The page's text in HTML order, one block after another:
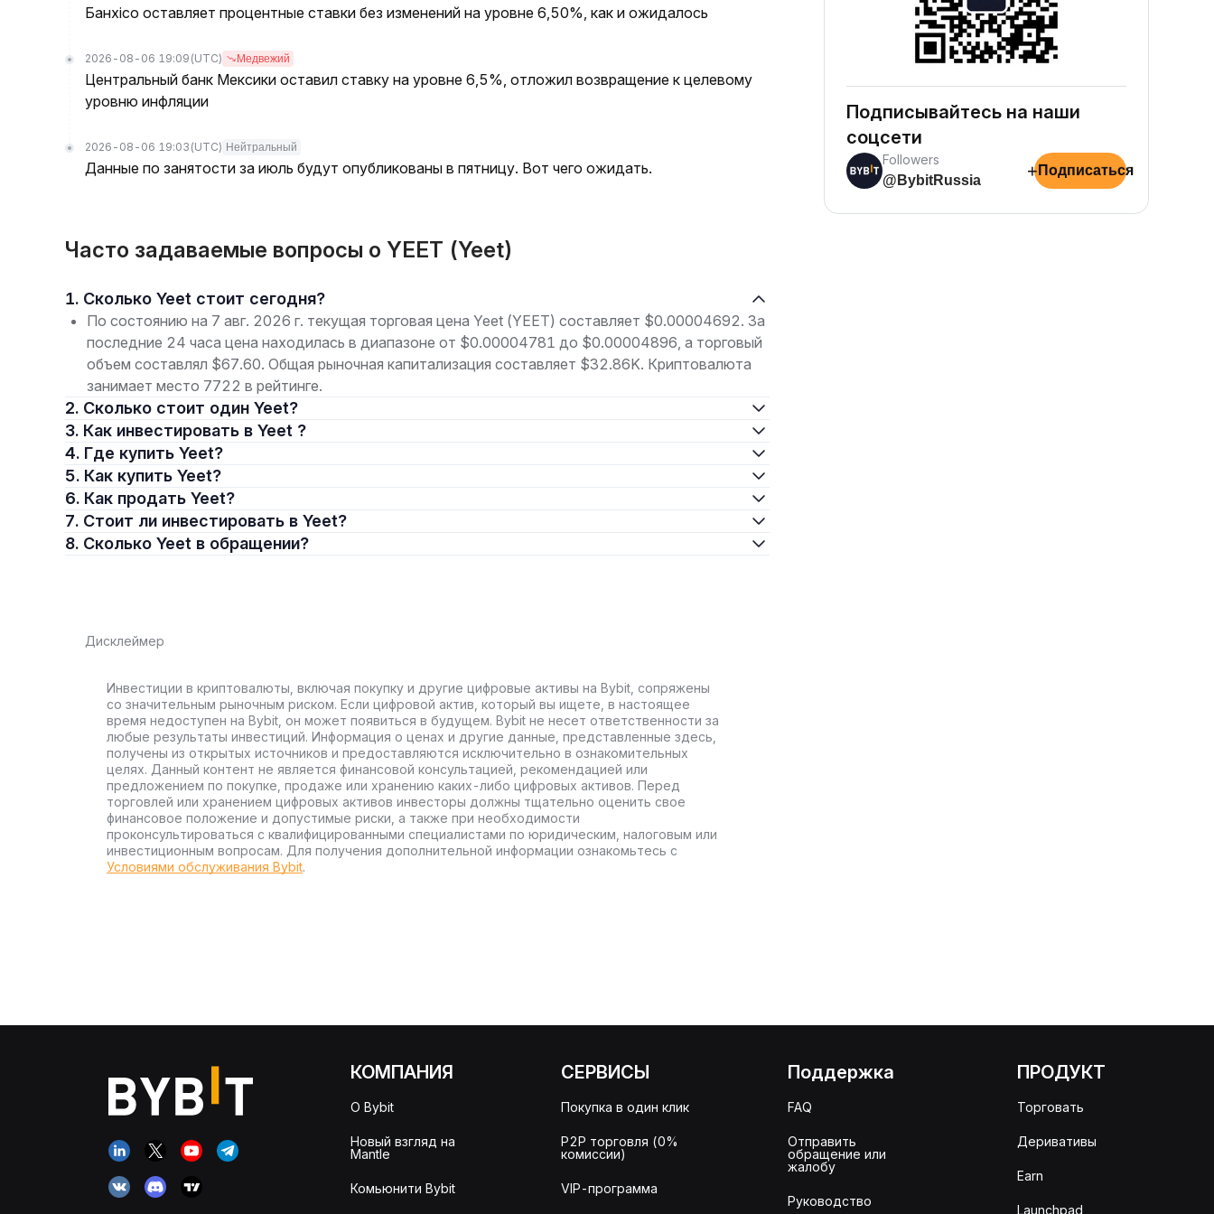
Банxico оставляет процентные ставки без изменений на уровне 6,50%, как и ожидалось
2026-08-06 19:09 (UTC) Медвежий
Центральный банк Мексики оставил ставку на уровне 6,5%, отложил возвращение к целевому
уровню инфляции
2026-08-06 19:03 (UTC) Нейтральный
Данные по занятости за июль будут опубликованы в пятницу. Вот чего ожидать.
Часто задаваемые вопросы о YEET (Yeet)
1. Сколько Yeet стоит сегодня?
По состоянию на 7 авг. 2026 г. текущая торговая цена Yeet (YEET) составляет $0.00004692. За
последние 24 часа цена находилась в диапазоне от $0.00004781 до $0.00004896, а торговый
объем составлял $67.60. Общая рыночная капитализация составляет $32.86K. Криптовалюта
занимает место 7722 в рейтинге.
2. Сколько стоит один Yeet?
3. Как инвестировать в Yeet ?
4. Где купить Yeet?
5. Как купить Yeet?
6. Как продать Yeet?
7. Стоит ли инвестировать в Yeet?
8. Сколько Yeet в обращении?
Дисклеймер
Инвестиции в криптовалюты, включая покупку и другие цифровые активы на Bybit, сопряжены
со значительным рыночным риском. Если цифровой актив, который вы ищете, в настоящее
время недоступен на Bybit, он может появиться в будущем. Bybit не несет ответственности за
любые результаты инвестиций. Информация о ценах и другие данные, представленные здесь,
получены из открытых источников и предоставляются исключительно в ознакомительных
целях. Данный контент не является финансовой консультацией, рекомендацией или
предложением по покупке, продаже или хранению каких-либо цифровых активов. Перед
торговлей или хранением цифровых активов инвесторы должны тщательно оценить свое
финансовое положение и допустимые риски, а также при необходимости
проконсультироваться с квалифицированными специалистами по юридическим, налоговым или
инвестиционным вопросам. Для получения дополнительной информации ознакомьтесь с
Условиями обслуживания Bybit.
Подписывайтесь на наши
соцсети
Followers
@BybitRussia
+ Подписаться
КОМПАНИЯ
О Bybit
Новый взгляд на
Mantle
Комьюнити Bybit
СЕРВИСЫ
Покупка в один клик
P2P торговля (0%
комиссии)
VIP-программа
Поддержка
FAQ
Отправить
обращение или
жалобу
Руководство
ПРОДУКТ
Торговать
Деривативы
Earn
Launchpad